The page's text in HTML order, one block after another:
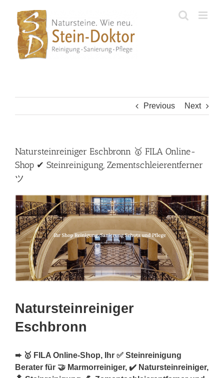
content
Previous Next
Natursteinreiniger Eschbronn 🥇 FILA Online-
Shop ✔ Steinreinigung, Zementschleierentferner
ツ
Natursteinreiniger
Eschbronn
➨ 🥇 FILA Online-Shop, Ihr ✅ Steinreinigung
Berater für 🤝 Marmorreiniger, ✔️ Natursteinreiniger,